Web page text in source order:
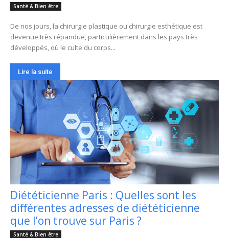
Santé & Bien être
De nos jours, la chirurgie plastique ou chirurgie esthétique est
devenue très répandue, particulièrement dans les pays très
développés, où le culte du corps...
Lire la suite
Diététicienne Paris : Quelles sont les
différentes adresses de diététicienne
que l’on trouve sur Paris ?
Santé & Bien être